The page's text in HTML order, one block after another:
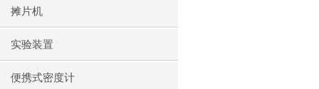
摊片机
实验装置
便携式密度计